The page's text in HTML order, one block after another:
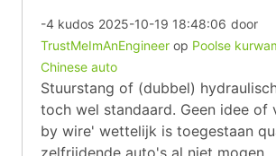
-4 kudos 2025-10-19 18:48:06 door
TrustMeImAnEngineer op Poolse
Chinese auto
Stuurstang of (dubbel)
toch wel standaard. Geen idee of
by wire' wettelijk is toegestaan
zelfrijdende auto's al niet